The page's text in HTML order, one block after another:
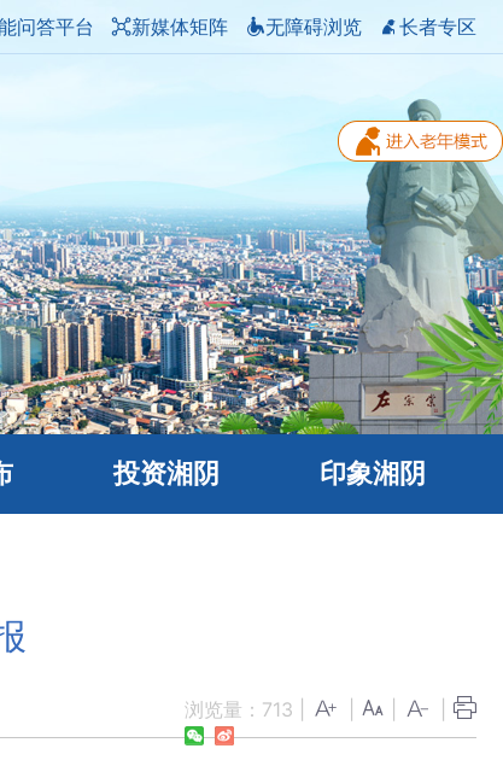
问答平台 新媒体矩阵 无障碍浏览 长者专区
投资湘阴 印象湘阴
浏览量： 713